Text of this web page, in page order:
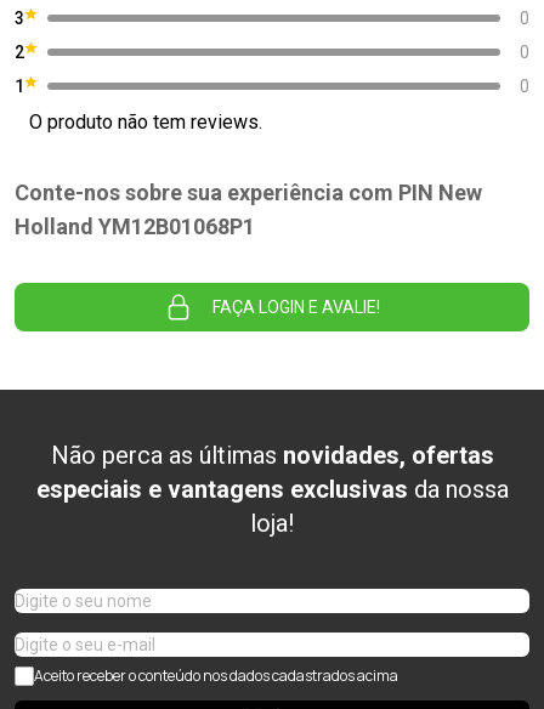
3
0
2
0
1
0
O produto não tem reviews.
Conte-nos sobre sua experiência com PIN New
Holland YM12B01068P1
FAÇA LOGIN E AVALIE!
Não perca as últimas novidades, ofertas
especiais e vantagens exclusivas da nossa
loja!
Aceito receber o conteúdo nos dados cadastrados acima